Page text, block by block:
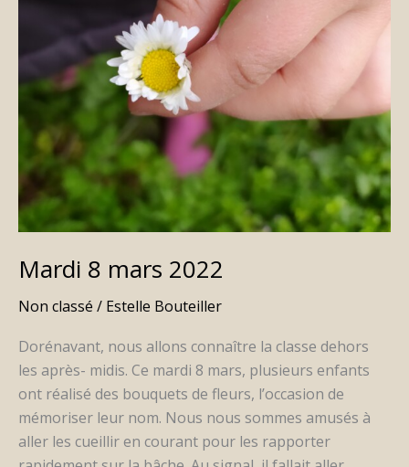
Mardi 8 mars 2022
Non classé / Estelle Bouteiller
Dorénavant, nous allons connaître la classe dehors
les après- midis. Ce mardi 8 mars, plusieurs enfants
ont réalisé des bouquets de fleurs, l’occasion de
mémoriser leur nom. Nous nous sommes amusés à
aller les cueillir en courant pour les rapporter